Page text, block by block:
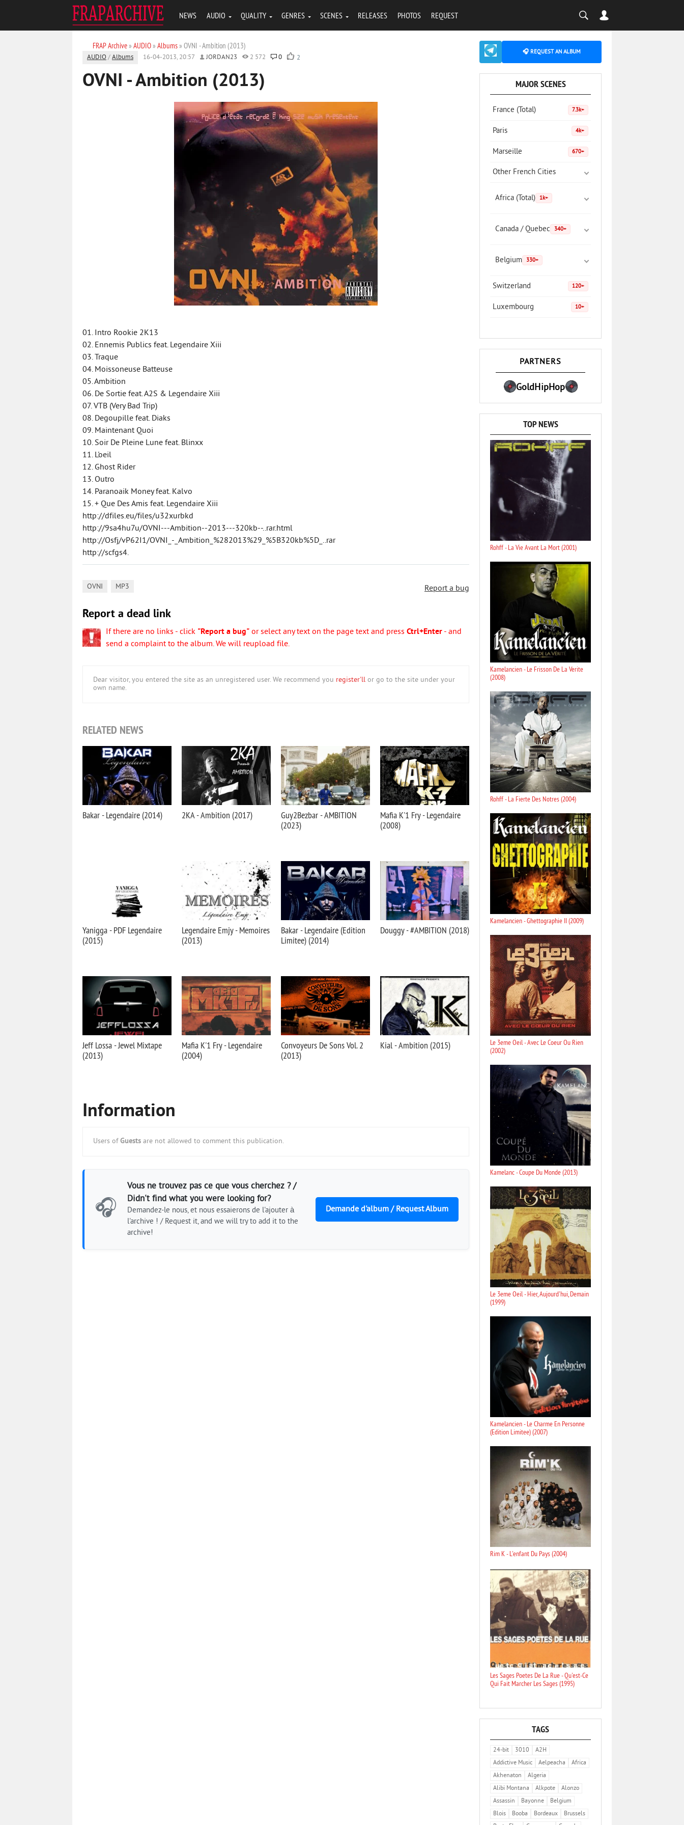
NEWS AUDIO QUALITY GENRES SCENES RELEASES PHOTOS REQUEST
FRAP Archive» AUDIO» Albums» OVNI - Ambition (2013)
AUDIO /Albums 16-04-2013, 20:57 JORDAN23 2 572 0 2
OVNI - Ambition (2013)
01. Intro Rookie 2K13
02. Ennemis Publics feat. Legendaire Xiii
03. Traque
04. Moissoneuse Batteuse
05. Ambition
06. De Sortie feat. A2S & Legendaire Xiii
07. VTB (Very Bad Trip)
08. Degoupille feat. Diaks
09. Maintenant Quoi
10. Soir De Pleine Lune feat. Blinxx
11. L'oeil
12. Ghost Rider
13. Outro
14. Paranoaik Money feat. Kalvo
15. + Que Des Amis feat. Legendaire Xiii
http://dfiles.eu/files/u32xurbkd
http://9sa4hu7u/OVNI---Ambition--2013---320kb--..rar.html
http://Osfj/vP62I1/OVNI_-_Ambition_%282013%29_%5B320kb%5D_..rar
http://scfgs4.
Report a bug
OVNI MP3
Report a dead link
If there are no links - click "Report a bug" or select any text on the page text and press Ctrl+Enter - and
send a complaint to the album. We will reupload file.
Dear visitor, you entered the site as an unregistered user. We recommend you register'll or go to the site under your
own name.
RELATED NEWS
Bakar - Legendaire (2014) 2KA - Ambition (2017)
Guy2Bezbar - AMBITION
(2023)
Mafia K'1 Fry - Legendaire
(2008)
Yanigga - PDF Legendaire
(2015)
Legendaire Emjy - Memoires
(2013)
Bakar - Legendaire (Edition
Limitee) (2014)
Douggy - #AMBITION (2018)
Jeff Lossa - Jewel Mixtape
(2013)
Mafia K'1 Fry - Legendaire
(2004)
Convoyeurs De Sons Vol. 2
(2013)
Kial - Ambition (2015)
Information
Users of Guests are not allowed to comment this publication.
🎧
Vous ne trouvez pas ce que vous cherchez ? /
Didn't find what you were looking for?
Demandez-le nous, et nous essaierons de l'ajouter à
l'archive ! / Request it, and we will try to add it to the
archive!
Demande d'album / Request Album
🎧 REQUEST AN ALBUM
MAJOR SCENES
France (Total) 7.3k+
Paris 4k+
Marseille 670+
Other French Cities
Africa (Total) 1k+
Canada / Quebec 340+
Belgium 330+
Switzerland 120+
Luxembourg 10+
PARTNERS
GoldHipHop
TOP NEWS
Rohff - La Vie Avant La Mort (2001)
Kamelancien - Le Frisson De La Verite
(2008)
Rohff - La Fierte Des Notres (2004)
Kamelancien - Ghettographie II (2009)
Le 3eme Oeil - Avec Le Coeur Ou Rien
(2002)
Kamelanc - Coupe Du Monde (2013)
Le 3eme Oeil - Hier, Aujourd'hui, Demain
(1999)
Kamelancien - Le Charme En Personne
(Edition Limitee) (2007)
Rim K - L'enfant Du Pays (2004)
Les Sages Poetes De La Rue - Qu'est-Ce
Qui Fait Marcher Les Sages (1995)
TAGS
24-bit 3010
A2H
Addictive Music
Aelpeacha
Africa
Akhenaton
Algeria
Alibi Montana
Alkpote
Alonzo
Assassin
Bayonne
Belgium
Blois
Booba Bordeaux
Brussels